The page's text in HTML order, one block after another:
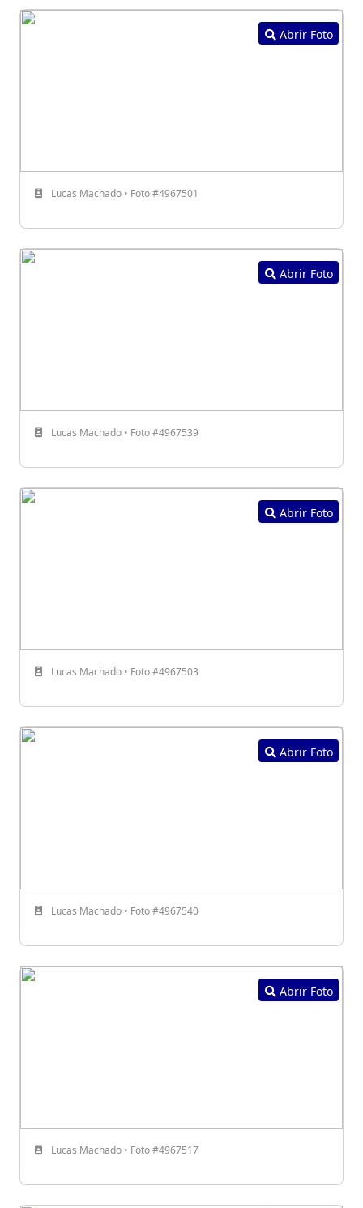
Abrir Foto
Lucas Machado • Foto #4967501
Abrir Foto
Lucas Machado • Foto #4967539
Abrir Foto
Lucas Machado • Foto #4967503
Abrir Foto
Lucas Machado • Foto #4967540
Abrir Foto
Lucas Machado • Foto #4967517